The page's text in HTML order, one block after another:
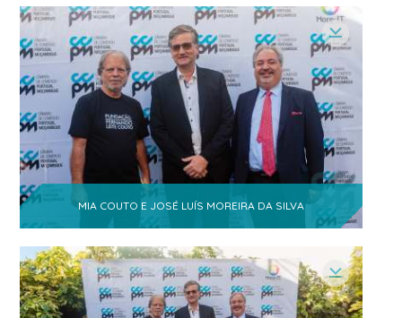
Anje Alexandre Alberto Tsinine
Empreendedorismo e Gestão de Negócios
Henriques, Rocha & Associados,
Sociedade de Advogados
1
Castigo Langa - Teledata, Gestor
Ivone Soares Selemane- Mestre
em Gestão e Deputada na Assembleia da
República de Moçambique
1
ABIODES-
Associação para
o
Desenvolvimento
Sustentável
Engenheira Agrícola e
Extensionista Rural das Zonas
Verdes de Maputo
1
MIA COUTO E JOSÉ LUÍS MOREIRA DA SILVA